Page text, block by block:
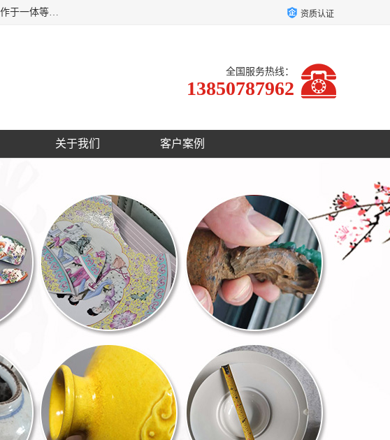
福建泉州洁圣士陶瓷修复技术有限公司位于福建泉州，是一家集瓷器修复及陶瓷制品修复技术研发、培训以及技术合作于一体等专业修复机构，公司主营：瓷器修复，陶瓷修复，瓷器无痕修复，陶瓷佛像修复，瓷器修复技术培训等。 洁圣士以全新的技术修复各种：古陶瓷、花瓶、餐具、工艺品、卫浴、颜色不一的金边、银边、花边，修复后基本无痕迹，修补成本低。丰富的经验为客户提供实用、优质服务！ 资质认证
全国服务热线：
13850787962
关于我们 客户案例